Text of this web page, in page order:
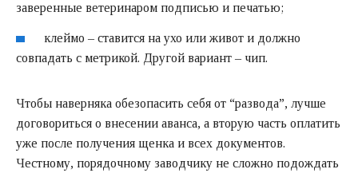
заверенные ветеринаром подписью и печатью;
клеймо – ставится на ухо или живот и должно
совпадать с метрикой. Другой вариант – чип.
Чтобы наверняка обезопасить себя от “развода”, лучше
договориться о внесении аванса, а вторую часть оплатить
уже после получения щенка и всех документов.
Честному, порядочному заводчику не сложно подождать